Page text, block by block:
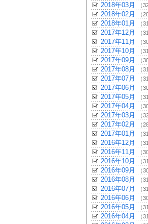
2018年03月 （
2018年02月 （
2018年01月 （
2017年12月 （
2017年11月 （
2017年10月 （
2017年09月 （
2017年08月 （
2017年07月 （
2017年06月 （
2017年05月 （
2017年04月 （
2017年03月 （
2017年02月 （
2017年01月 （
2016年12月 （
2016年11月 （
2016年10月 （
2016年09月 （
2016年08月 （
2016年07月 （
2016年06月 （
2016年05月 （
2016年04月 （